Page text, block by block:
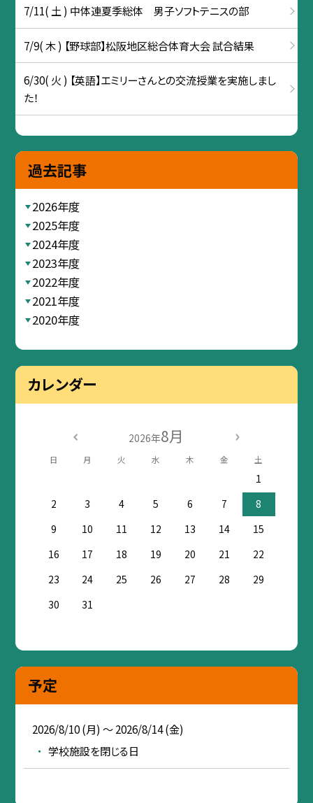
7/11( 土 ) 中体連夏季総体 男子ソフトテニスの部
7/9( 木 ) 【野球部】松阪地区総合体育大会 試合結果
6/30( 火 ) 【英語】エミリーさんとの交流授業を実施しまし
た！
過去記事
2026年度
2025年度
2024年度
2023年度
2022年度
2021年度
2020年度
カレンダー
2026年8月
日 月 火 水 木 金 土
1
2
3 4 5 6 7
8
9
10 11 12 13 14
15
16
17 18 19 20 21
22
23
24 25 26 27 28
29
30
31
予定
2026/8/10 (月) ～ 2026/8/14 (金)
学校施設を閉じる日